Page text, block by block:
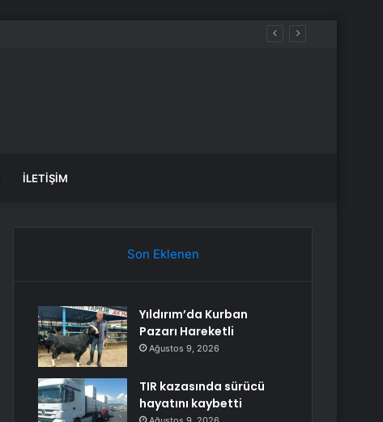
İLETIŞIM
Son Eklenen
Yıldırım’da Kurban
Pazarı Hareketli
Ağustos 9, 2026
TIR kazasında sürücü
hayatını kaybetti